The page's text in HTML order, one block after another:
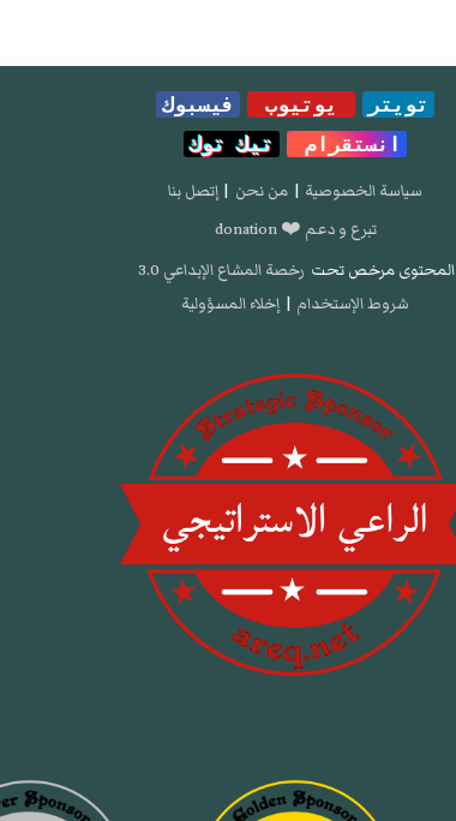
تويتر يوتيوب
فيسبوك
انستقرام
تيك توك
سياسة الخصوصية | من نحن | إتصل بنا
تبرع و دعم ❤️ donation
المحتوى مرخص تحت رخصة المشاع الإبداعي 3.0
شروط الإستخدام | إخلاء المسؤولية